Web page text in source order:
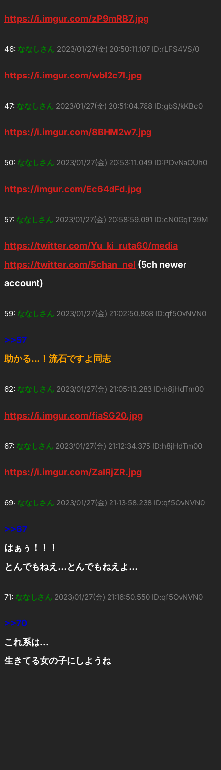
https://i.imgur.com/zP9mRB7.jpg
46: ななしさん 2023/01/27(金) 20:50:11.107 ID:rLFS4VS/0
https://i.imgur.com/wbI2c7l.jpg
47: ななしさん 2023/01/27(金) 20:51:04.788 ID:gbS/kKBc0
https://i.imgur.com/8BHM2w7.jpg
50: ななしさん 2023/01/27(金) 20:53:11.049 ID:PDvNaOUh0
https://imgur.com/Ec64dFd.jpg
57: ななしさん 2023/01/27(金) 20:58:59.091 ID:cN0GqT39M
https://twitter.com/Yu_ki_ruta60/media
https://twitter.com/5chan_nel (5ch newer
account)
59: ななしさん 2023/01/27(金) 21:02:50.808 ID:qf5OvNVN0
>>57
助かる…！流石ですよ同志
62: ななしさん 2023/01/27(金) 21:05:13.283 ID:h8jHdTm00
https://i.imgur.com/fiaSG20.jpg
67: ななしさん 2023/01/27(金) 21:12:34.375 ID:h8jHdTm00
https://i.imgur.com/ZaIRjZR.jpg
69: ななしさん 2023/01/27(金) 21:13:58.238 ID:qf5OvNVN0
>>67
はぁぅ！！！
とんでもねえ…とんでもねえよ…
71: ななしさん 2023/01/27(金) 21:16:50.550 ID:qf5OvNVN0
>>70
これ系は…
生きてる女の子にしようね